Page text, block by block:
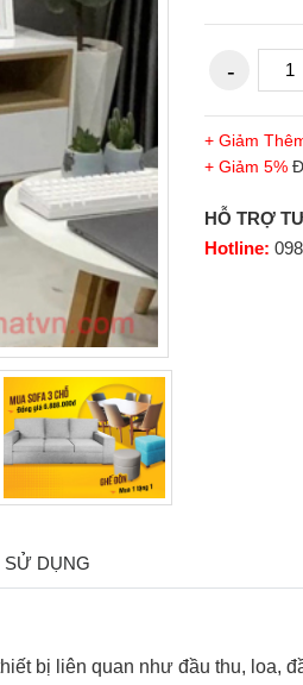
+ Giảm
+ Giảm 5%
HỖ TRỢ
Hotline:
DỤNG
bị liên quan như đầu thu,